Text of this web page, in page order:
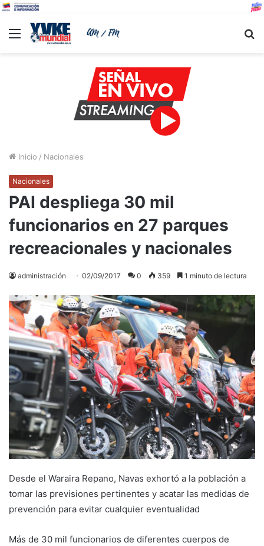
Menu
Inicio / Nacionales
Nacionales
PAI despliega 30 mil
funcionarios en 27 parques
recreacionales y nacionales
administración 02/09/2017 0 359 1 minuto de lectura
Desde el Waraira Repano, Navas exhortó a la población a
tomar las previsiones pertinentes y acatar las medidas de
prevención para evitar cualquier eventualidad
Más de 30 mil funcionarios de diferentes cuerpos de